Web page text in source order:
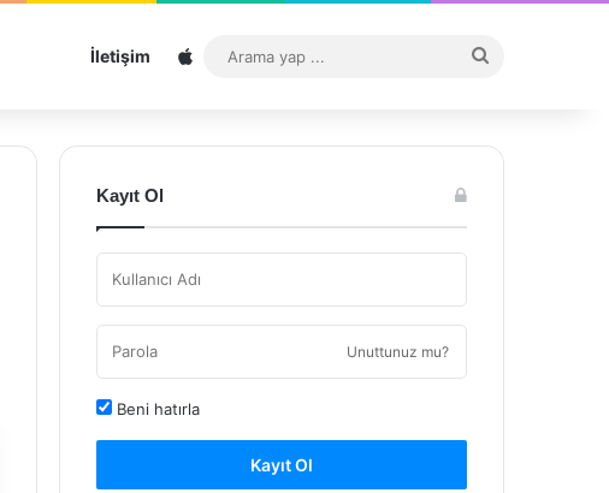
İletişim Sitemap
...
Kayıt Ol
Unuttunuz mu?
Beni hatırla
Kayıt Ol